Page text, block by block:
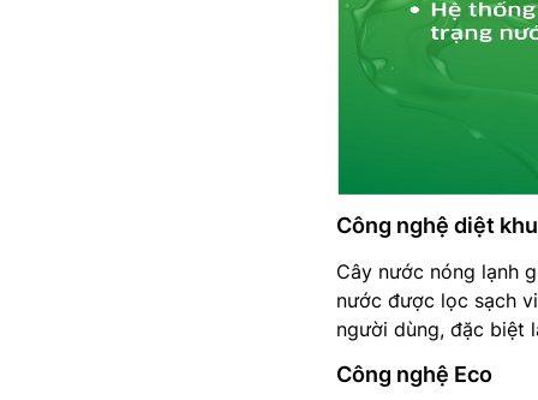
Công nghệ diệt
Cây nước nóng lạnh
nước được lọc sạch
người dùng, đặc biệt
Công nghệ Eco